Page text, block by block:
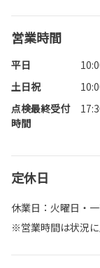
営業時間
平日
土日祝
点検最終受付
時間
定休日
休業日：火曜日・
※営業時間は状況に